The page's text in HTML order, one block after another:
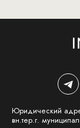
Юридический
вн.тер.г.